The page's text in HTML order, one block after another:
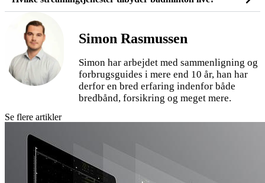
Simon Rasmussen
Simon har arbejdet med sammenligning og
forbrugsguides i mere end 10 år, han har
derfor en bred erfaring indenfor både
bredbånd, forsikring og meget mere.
Se flere artikler